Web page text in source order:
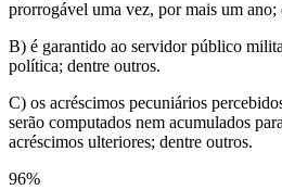
prorrogável uma vez, por mais um ano;
B) é garantido ao servidor público
política; dentre outros.
C) os acréscimos pecuniários
serão computados nem acumulados
acréscimos ulteriores; dentre outros.
96%